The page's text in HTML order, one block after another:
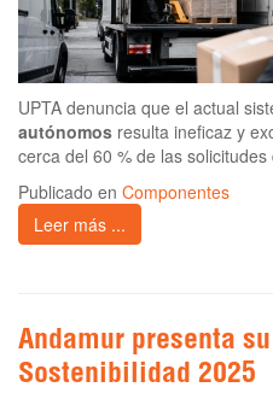
UPTA denuncia que el actual
autónomos resulta ineficaz y
cerca del 60 % de las
Publicado en Componentes
Leer más ...
Andamur presenta
Sostenibilidad 2025